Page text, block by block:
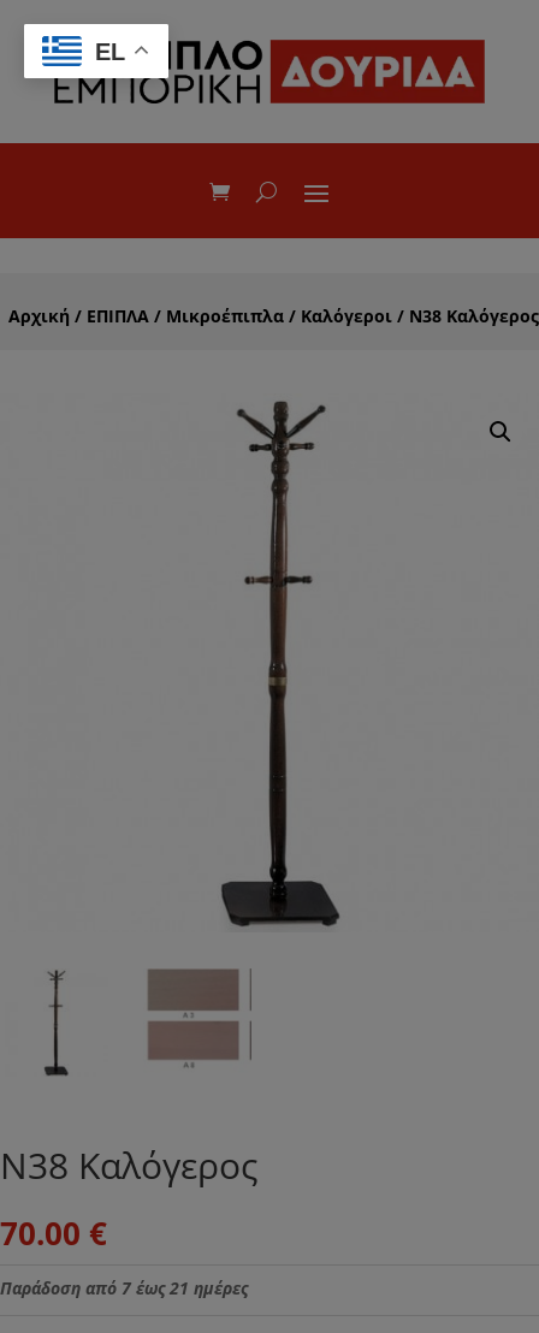
Αρχική / ΕΠΙΠΛΑ / Μικροέπιπλα / Καλόγεροι / Ν38 Καλόγερος
Ν38 Καλόγερος
70.00 €
Παράδοση από 7 έως 21 ημέρες
EL